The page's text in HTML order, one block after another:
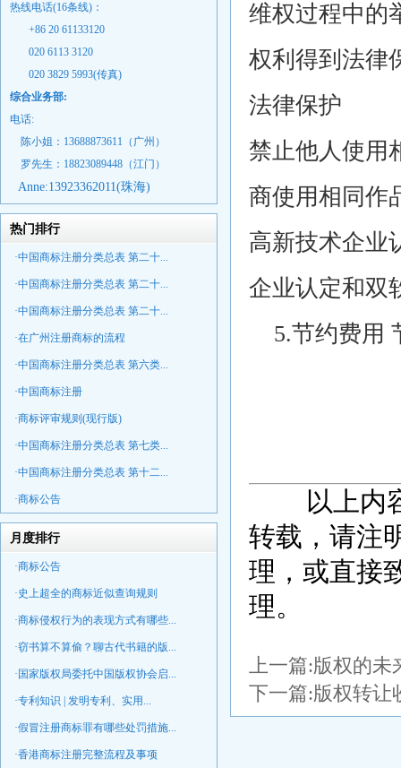
热线电话(16条线)：
+86 20 61133120
020 6113 3120
020 3829 5993(传真)
综合业务部:
电话:
陈小姐：13688873611（广州）
罗先生：18823089448 （江门）
Anne:13923362011(珠海)
热门排行
·中国商标注册分类总表 第二十...
·中国商标注册分类总表 第二十...
·中国商标注册分类总表 第二十...
·在广州注册商标的流程
·中国商标注册分类总表 第六类...
·中国商标注册
·商标评审规则(现行版)
·中国商标注册分类总表 第七类...
·中国商标注册分类总表 第十二...
·商标公告
月度排行
·商标公告
·史上超全的商标近似查询规则
·商标侵权行为的表现方式有哪些...
·窃书算不算偷？聊古代书籍的版...
·国家版权局委托中国版权协会启...
·专利知识 | 发明专利、实用...
·假冒注册商标罪有哪些处罚措施...
·香港商标注册完整流程及事项
维权过程中的
权利得到法律
法律保护
禁止他人使用
商使用相同作
高新技术企业
企业认定和双
5.节约费用
以上内
转载，请注
理，或直接
理。
上一篇:版权的未
下一篇:版权转让